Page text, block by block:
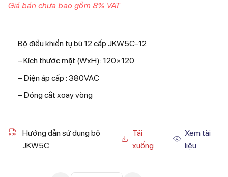
Giá bán chưa bao gồm 8% VAT
Bộ điều khiển tụ bù 12 cấp JKW5C-12
– Kích thước mặt (WxH): 120×120
– Điện áp cấp : 380VAC
– Đóng cắt xoay vòng
Hướng dẫn sử dụng bộ
JKW5C
Tải
xuống
Xem tài
liệu